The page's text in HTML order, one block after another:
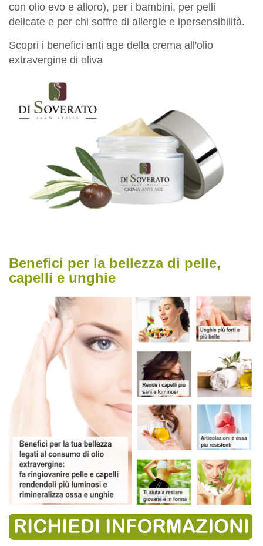
con olio evo e alloro), per i bambini, per pelli
delicate e per chi soffre di allergie e ipersensibilità.
Scopri i benefici anti age della crema all'olio
extravergine di oliva
Benefici per la bellezza di pelle,
capelli e unghie